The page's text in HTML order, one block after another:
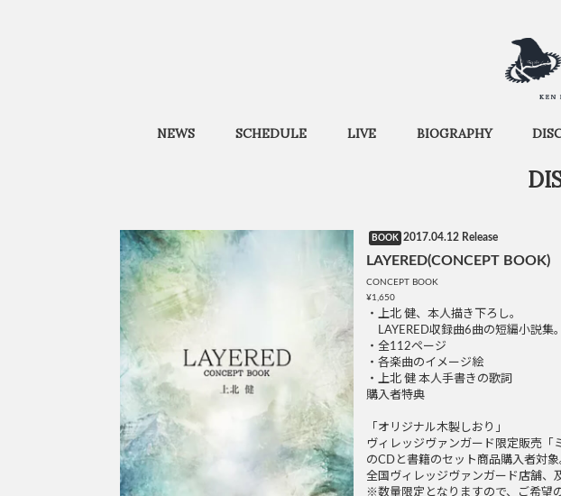
NEWS SCHEDULE LIVE BIOGRAPHY
BOOK 2017.04.12 Release
LAYERED(CONCEPT BOOK)
CONCEPT BOOK
¥1,650
・上北 健、本人描き下ろし。
LAYERED収録曲6曲の短編小説集。
・全112ページ
・各楽曲のイメージ絵
・上北 健 本人手書きの歌詞
購入者特典
「オリジナル木製しおり」
ヴィレッジヴァンガード限定販売「
のCDと書籍のセット商品購入者対象​
全国ヴィレッジヴァンガード店舗、
※数量限定となりますので、ご希望